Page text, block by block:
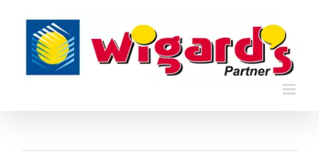
content